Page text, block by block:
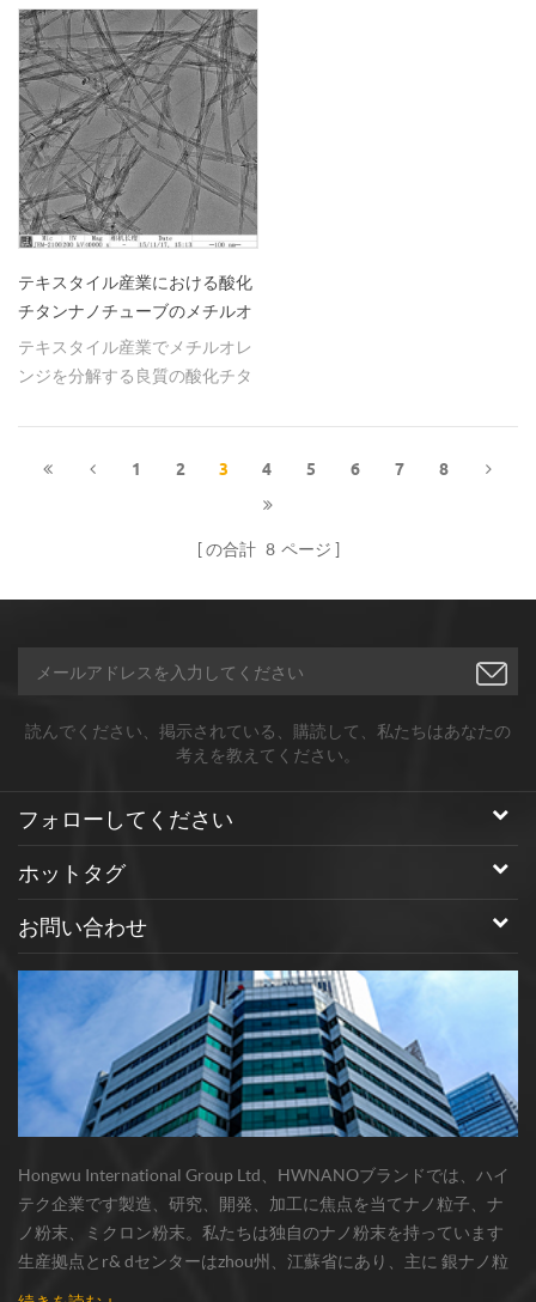
レキシブルディスプレイ、医用
イメージング、光学リミテッド
デバイスなど 抗菌性材料。空気
と水の浄化、抗菌フィルム、食
品の保存など。 4.その他。触
媒、センサー。 hongwu国際グ
ループはナノテクの研究をして
おり、研究、製造、マーケティ
ングおよびアフターセールスの
完全なサイクルを形成している
顧客に、最も合理的な価格で高
末、湿式粉末および分散液）を
提供することを約束します。サ
す。 価格に関する質問、見積も
合や、注文の際に他の支援が必
陽;医療画像処理;表面増強分光;
として hongwuナノメートル
は、中国のナノ材料のための中
国の専門メーカー、サプライヤ
ー、輸出業者です。当社の酸化
亜鉛ナノワイヤの仕様は次のと
おりです。 1.d：20~80nm、
1：2um、99.9％ 2.d：
u003c50nm、1：1-2um、
99.9％ 3.d：u003c120nm、1：
1~3um、99.9％ 核酸検出とし
て、より多くの広く遺伝子タイ
ピング技術、臨床診断や生物医
学の研究や他の分野に適用され
アルタイムのpcr技術は、高コ
って、もはやデバイスは、費用
テストを必要とします。対照的
ークされていない検出装置によ
試験の可能性を提供することが
づくFETは、そのような可能性
の高いデバイスである。ショッ
トキ障壁高さ（sbh）の金属 -
半導体界面を変化させること
ットであるデバイス性能を変調
することができる。 酸化亜鉛ナ
ノワイヤ/ナノワイヤ 優れた半
導体および圧電性能を備え、シ
ョットキー接触型デバイスの製
造に理想的な材料です。ナノサ
イエンスおよび他の機関の国立
センターの研究者は、酸化亜鉛
ナノワイヤ上に発揮する外部歪
みを利用して圧電電位を生成し
た。圧電効果に基づいて、ポテ
ンシャルはキャリア輸送のsbh
リンク界面の影響を増減するこ
とができ、ナノワイヤベースの
テキスタイル産業における酸化
チタンナノチューブのメチルオ
レンジ分解
テキスタイル産業でメチルオレ
ンジを分解する良質の酸化チタ
ーブを購入する
1 2 3 4 5 6 7 8
の合計 8 ページ
読んでください、掲示されている、購読して、私たちはあなたの
考えを教えてください。
フォローしてください
ホットタグ
お問い合わせ
Hongwu International Group Ltd、HWNANOブランドでは、ハイ
テク企業です製造、研究、開発、加工に焦点を当てナノ粒子、ナ
ノ粉末、ミクロン粉末。私たちは独自のナノ粉末を持っています
生産拠点とr& dセンターはzhou州、江蘇省にあり、主に 銀ナノ粒
子 、 銅ナノ粒子 、 炭化ケイ素ウィスカー/粉末 、 カーボンナノチ